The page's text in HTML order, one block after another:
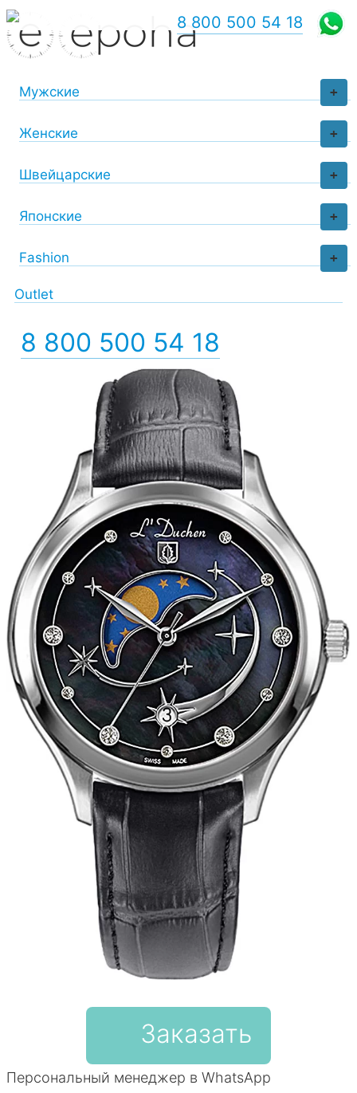
+
Мужские
+
Женские
+
Швейцарские
+
Японские
+
Fashion
Outlet
8 800 500 54 18
8 800 500 54 18
Заказать
Персональный менеджер в WhatsApp